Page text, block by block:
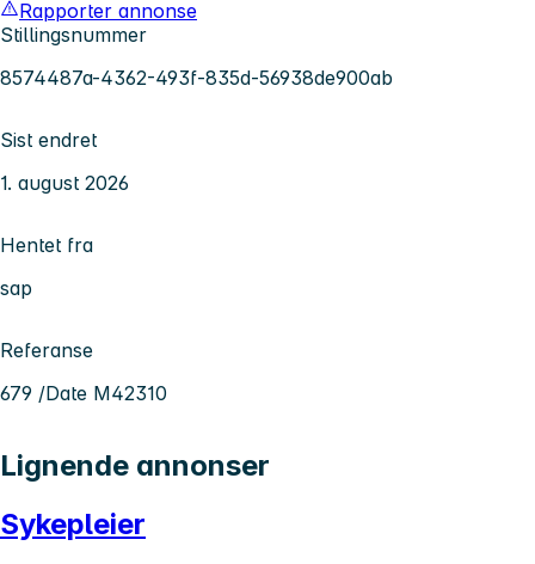
Rapporter annonse
Stillingsnummer
8574487a-4362-493f-835d-56938de900ab
Sist endret
1. august 2026
Hentet fra
sap
Referanse
679 /Date M42310
Lignende annonser
Sykepleier